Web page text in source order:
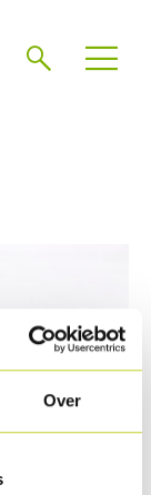
Over